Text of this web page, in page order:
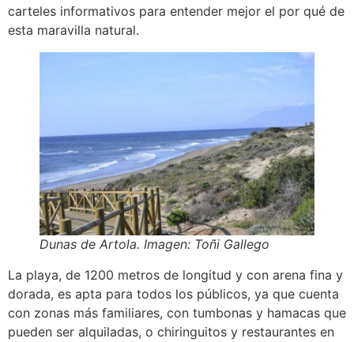
carteles informativos para entender mejor el por qué de
esta maravilla natural.
Dunas de Artola. Imagen: Toñi Gallego
La playa, de 1200 metros de longitud y con arena fina y
dorada, es apta para todos los públicos, ya que cuenta
con zonas más familiares, con tumbonas y hamacas que
pueden ser alquiladas, o chiringuitos y restaurantes en